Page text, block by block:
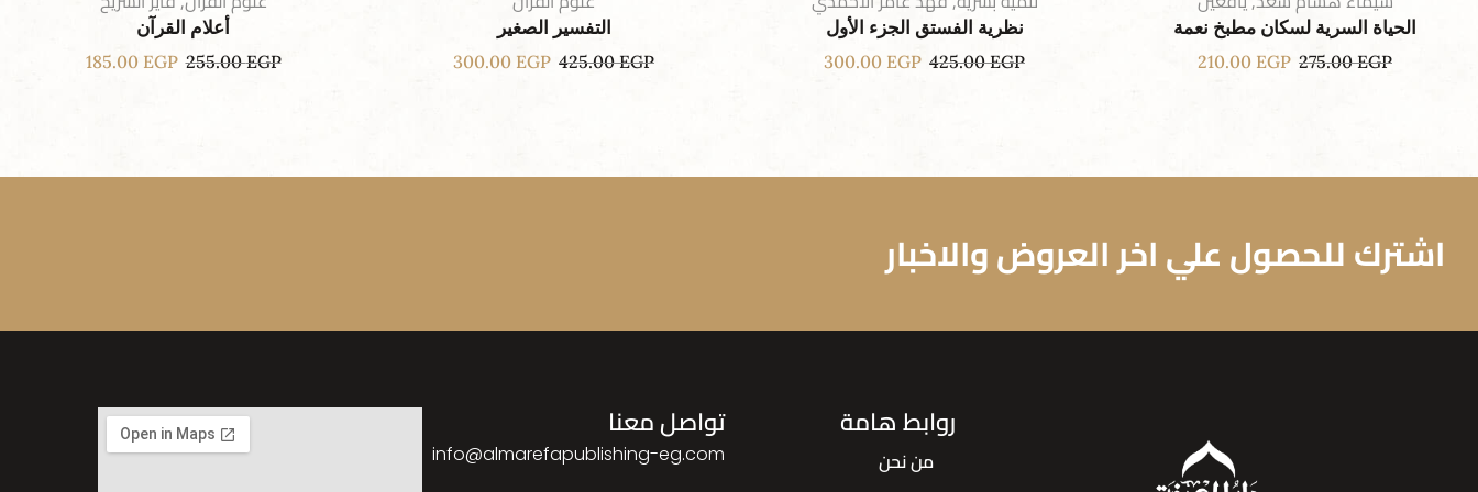
الحياة السرية لسكان مطبخ نعمة
275.00EGP
210.00 EGP
نظرية الفستق الجزء الأول
425.00EGP
300.00 EGP
التفسير الصغير
425.00EGP
300.00 EGP
أعلام القرآن
255.00EGP
185.00 EGP
اشترك للحصول علي اخر العروض والاخبار
روابط هامة
من نحن
تواصل معنا
info@almarefapublishing-eg.com